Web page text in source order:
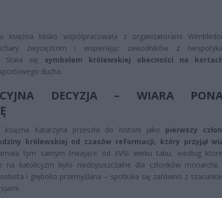
księżna blisko współpracowała z organizatorami
zwycięzcom i wspierając zawodników z
Stała się symbolem królewskiej obecności na
ducha.
DECYZJA – WIARA
Katarzyna przeszła do historii jako pierwszy
królewskiej od czasów reformacji, który przyjął
tym samym trwające od XVIII wieku tabu, według
na katolicyzm było niedopuszczalne dla członków monarchii.
i głęboko przemyślana – spotkała się zarówno z